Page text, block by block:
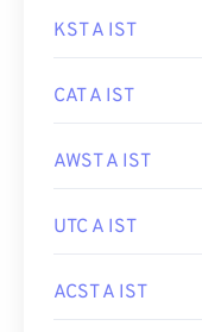
KST A IST
CAT A IST
AWST A IST
UTC A IST
ACST A IST